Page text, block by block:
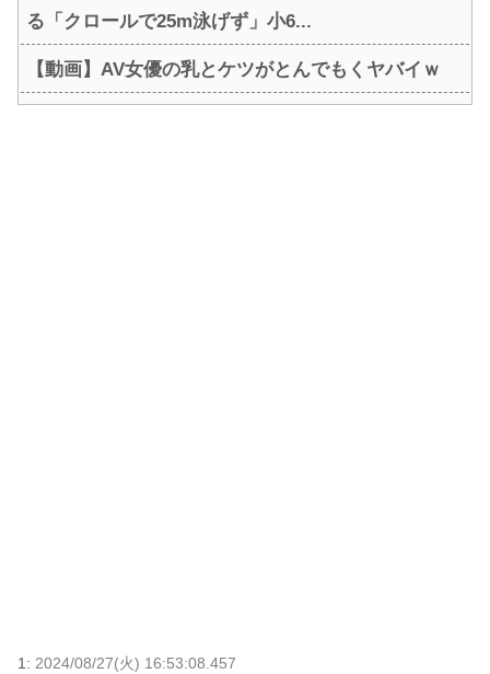
る「クロールで25m泳げず」小6...
【動画】AV女優の乳とケツがとんでもくヤバイｗ
1: 2024/08/27(火) 16:53:08.457